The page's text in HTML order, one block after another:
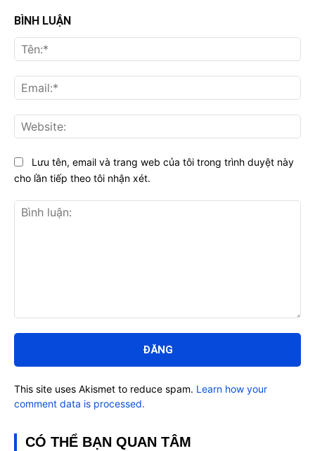
BÌNH LUẬN
luận:
Lưu tên, email và trang web của tôi trong trình duyệt này
cho lần tiếp theo tôi nhận xét.
This site uses Akismet to reduce spam. Learn how your
comment data is processed.
CÓ THỂ BẠN QUAN TÂM